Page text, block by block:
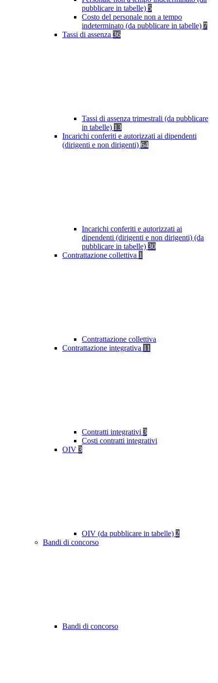
pubblicare in tabelle) 5
Costo del personale non a tempo
indeterminato (da pubblicare in tabelle) 7
Tassi di assenza 36
Tassi di assenza trimestrali (da pubblicare
in tabelle) 13
Incarichi conferiti e autorizzati ai dipendenti
(dirigenti e non dirigenti) 64
Incarichi conferiti e autorizzati ai
dipendenti (dirigenti e non dirigenti) (da
pubblicare in tabelle) 30
Contrattazione collettiva 1
Contrattazione collettiva
Contrattazione integrativa 11
Contratti integrativi 3
Costi contratti integrativi
OIV 3
OIV (da pubblicare in tabelle) 2
Bandi di concorso
Bandi di concorso